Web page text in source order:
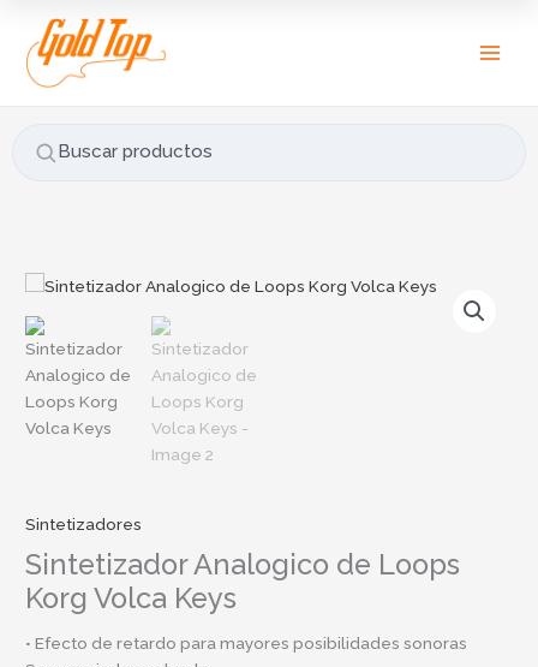
contenido
Buscar productos
u
s
r
Sintetizadores
Sintetizador Analogico de Loops
Korg Volca Keys
• Efecto de retardo para mayores posibilidades sonoras